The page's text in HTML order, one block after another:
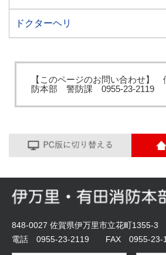
ドクターヘリ
【このページのお問い合わせ】
防本部 警防課 0955‐23‐2119
848-0027 佐賀県伊万里市立花町1355-3
電話 0955-23-2119 FAX 0955-23-